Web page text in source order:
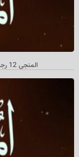
المنجي 12 رجب 1444 بحضور الأستاذ عصام العماد